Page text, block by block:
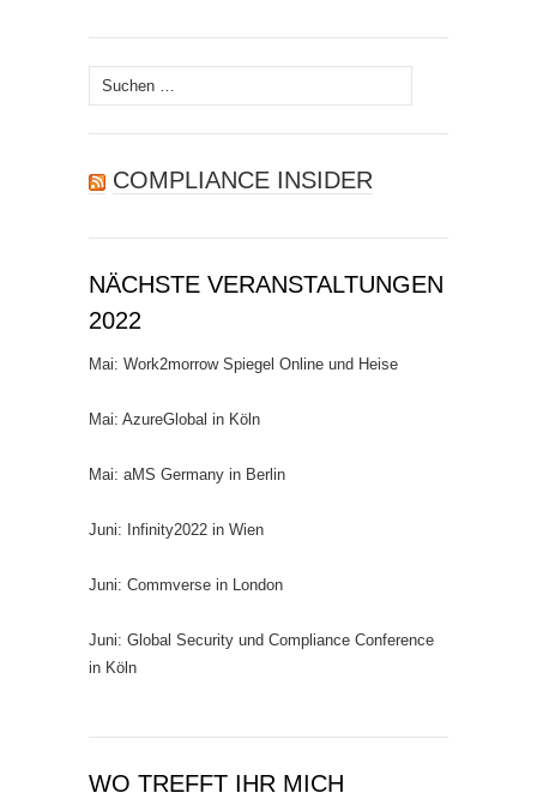
Suchen
nach:
COMPLIANCE INSIDER
NÄCHSTE VERANSTALTUNGEN
2022
Mai: Work2morrow Spiegel Online und Heise
Mai: AzureGlobal in Köln
Mai: aMS Germany in Berlin
Juni: Infinity2022 in Wien
Juni: Commverse in London
Juni: Global Security und Compliance Conference
in Köln
WO TREFFT IHR MICH